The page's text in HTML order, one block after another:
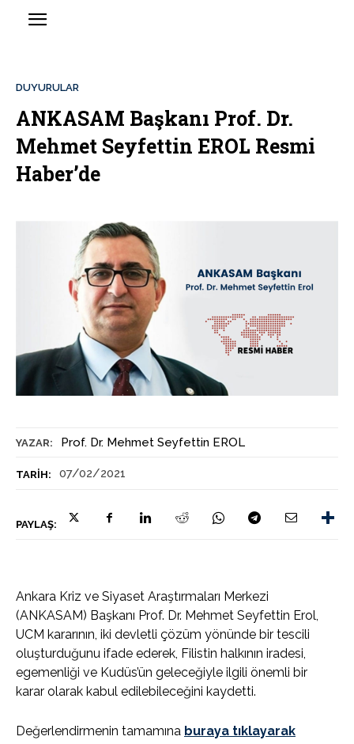
YAZAR: Prof. Dr. Mehmet Seyfettin EROL
TARIH: 07/02/2021
PAYLAŞ:
DUYURULAR
ANKASAM Başkanı Prof. Dr.
Mehmet Seyfettin EROL Resmi
Haber’de
Ankara Kriz ve Siyaset Araştırmaları Merkezi
(ANKASAM) Başkanı Prof. Dr. Mehmet Seyfettin Erol,
UCM kararının, iki devletli çözüm yönünde bir tescili
oluşturduğunu ifade ederek, Filistin halkının iradesi,
egemenliği ve Kudüs’ün geleceğiyle ilgili önemli bir
karar olarak kabul edilebileceğini kaydetti.
Değerlendirmenin tamamına buraya tıklayarak